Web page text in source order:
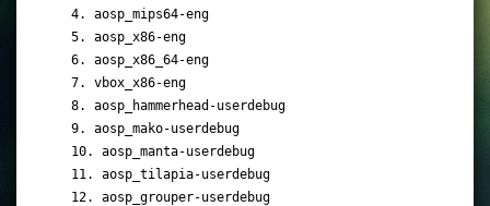
     4. aosp_mips64-eng
     5. aosp_x86-eng
     6. aosp_x86_64-eng
     7. vbox_x86-eng
     8. aosp_hammerhead-userdebug
     9. aosp_mako-userdebug
     10. aosp_manta-userdebug
     11. aosp_tilapia-userdebug
     12. aosp_grouper-userdebug